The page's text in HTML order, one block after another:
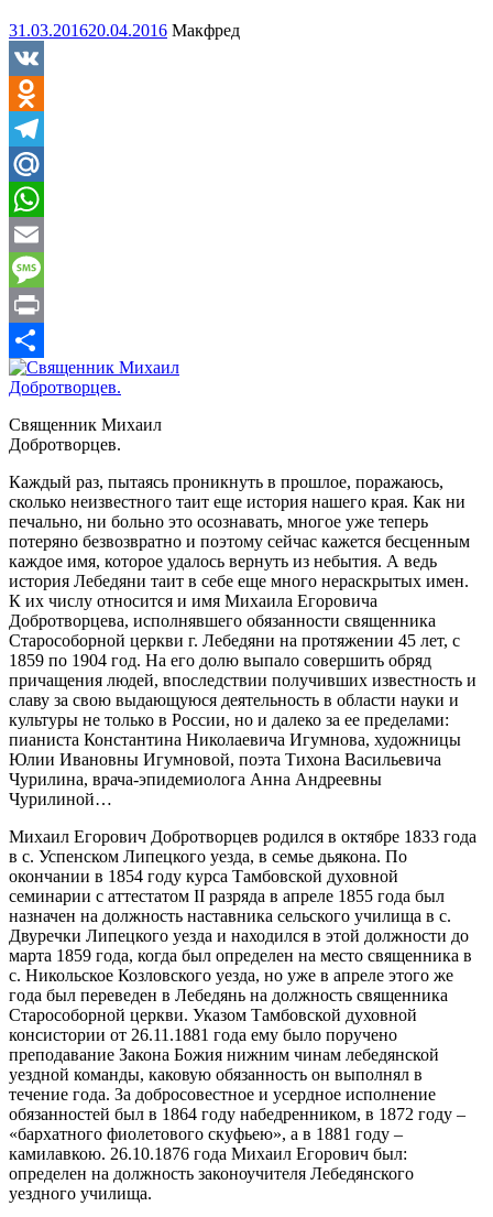
31.03.201620.04.2016 Макфред
VK
Odnoklassniki
Telegram
Mail.Ru
WhatsApp
Email
Message
Print
Отправить
Священник Михаил
Добротворцев.
Каждый раз, пытаясь проникнуть в прошлое, поражаюсь,
сколько неизвестного таит еще история нашего края. Как ни
печально, ни больно это осознавать, многое уже теперь
потеряно безвозвратно и поэтому сейчас кажется бесценным
каждое имя, которое удалось вернуть из небытия. А ведь
история Лебедяни таит в себе еще много нераскрытых имен.
К их числу относится и имя Михаила Егоровича
Добротворцева, исполнявшего обязанности священника
Старособорной церкви г. Лебедяни на протяжении 45 лет, с
1859 по 1904 год. На его долю выпало совершить обряд
причащения людей, впоследствии получивших известность и
славу за свою выдающуюся деятельность в области науки и
культуры не только в России, но и далеко за ее пределами:
пианиста Константина Николаевича Игумнова, художницы
Юлии Ивановны Игумновой, поэта Тихона Васильевича
Чурилина, врача-эпидемиолога Анна Андреевны
Чурилиной…
Михаил Егорович Добротворцев родился в октябре 1833 года
в с. Успенском Липецкого уезда, в семье дьякона. По
окончании в 1854 году курса Тамбовской духовной
семинарии с аттестатом II разряда в апреле 1855 года был
назначен на должность наставника сельского училища в с.
Двуречки Липецкого уезда и находился в этой должности до
марта 1859 года, когда был определен на место священника в
с. Никольское Козловского уезда, но уже в апреле этого же
года был переведен в Лебедянь на должность священника
Старособорной церкви. Указом Тамбовской духовной
консистории от 26.11.1881 года ему было поручено
преподавание Закона Божия нижним чинам лебедянской
уездной команды, каковую обязанность он выполнял в
течение года. За добросовестное и усердное исполнение
обязанностей был в 1864 году набедренником, в 1872 году –
«бархатного фиолетового скуфьею», а в 1881 году –
камилавкою. 26.10.1876 года Михаил Егорович был:
определен на должность законоучителя Лебедянского
уездного училища.